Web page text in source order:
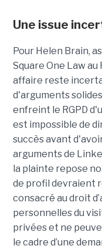
Une issue
Pour Helen Brain,
Square One Law au
affaire reste
d'arguments
enfreint le RGPD
est impossible de
succès avant
arguments de
la plainte repose
de profil devraient
consacré au droit
personnelles du
privées et ne
le cadre d’une